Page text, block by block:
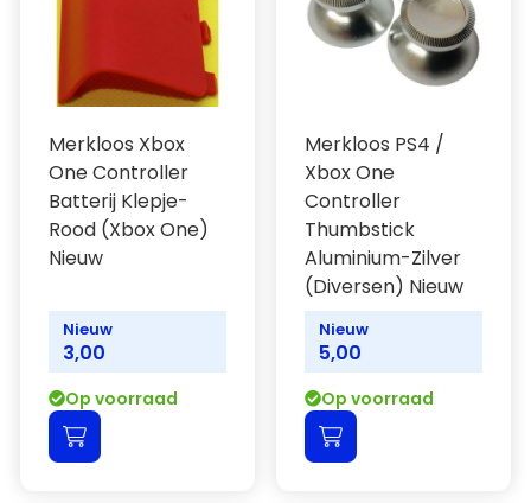
Merkloos Xbox
One Controller
Batterij Klepje-
Rood (Xbox One)
Nieuw
Nieuw
3,00
Op voorraad
Merkloos PS4 /
Xbox One
Controller
Thumbstick
Aluminium-Zilver
(Diversen) Nieuw
Nieuw
5,00
Op voorraad